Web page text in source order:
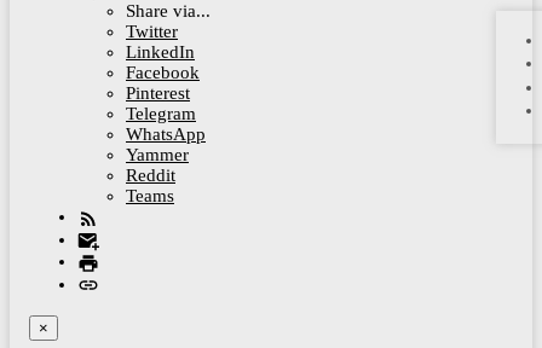
Share via...
Twitter
LinkedIn
Facebook
Pinterest
Telegram
WhatsApp
Yammer
Reddit
Teams
×